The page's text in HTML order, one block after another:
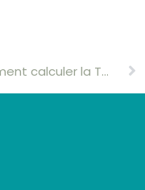
Comment calculer la TVA ?